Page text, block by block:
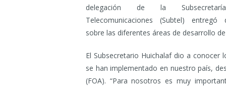
delegación de la
Telecomunicaciones (Subtel) entregó
sobre las diferentes áreas de desarrollo
El Subsecretario Huichalaf dio a conocer
se han implementado en nuestro país,
(FOA). “Para nosotros es muy